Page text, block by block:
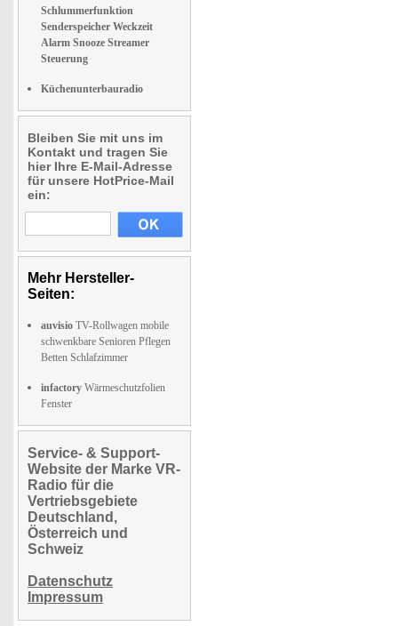
Schlummerfunktion
Senderspeicher Weckzeit
Alarm Snooze Streamer
Steuerung
Küchenunterbauradio
Bleiben Sie mit uns im
Kontakt und tragen Sie
hier Ihre E-Mail-Adresse
für unsere HotPrice-Mail
ein:
Mehr Hersteller-
Seiten:
auvisio TV-Rollwagen mobile
schwenkbare Senioren Pflegen
Betten Schlafzimmer
infactory Wärmeschutzfolien
Fenster
Service- & Support-
Website der Marke VR-
Radio für die
Vertriebsgebiete
Deutschland,
Österreich und
Schweiz
Datenschutz
Impressum